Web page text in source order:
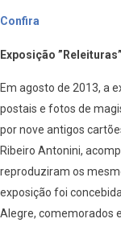
Confira
Exposição ”Releituras”
Em agosto de 2013, a
postais e fotos de
por nove antigos
Ribeiro Antonini,
reproduziram os
exposição foi
Alegre, comemorados